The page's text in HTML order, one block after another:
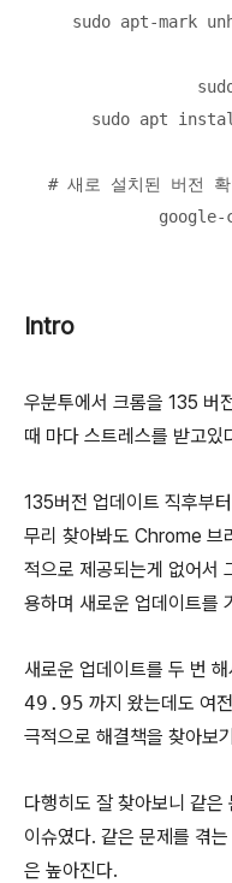
sudo apt-mark
sudo apt
# 새로 설치된 버전
google-
Intro
우분투에서 크롬을 135 버
때 마다 스트레스를 받고있
135버전 업데이트 직후부
무리 찾아봐도 Chrome 브
적으로 제공되는게 없어서
용하며 새로운 업데이트를
새로운 업데이트를 두 번 해
49.95 까지 왔는데도 여
극적으로 해결책을 찾아보
다행히도 잘 찾아보니 같
이슈였다. 같은 문제를 겪
은 높아진다.